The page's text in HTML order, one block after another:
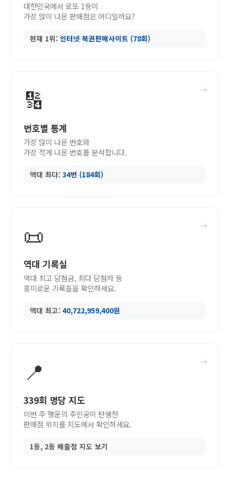
대한민국에서 로또 1등이
가장 많이 나온 판매점은 어디일까요?
현재 1위: 인터넷 복권판매사이트 (78회)
➜
🔢
번호별 통계
가장 많이 나온 번호와
가장 적게 나온 번호를 분석합니다.
역대 최다: 34번 (184회)
➜
📜
역대 기록실
역대 최고 당첨금, 최다 당첨자 등
흥미로운 기록들을 확인하세요.
역대 최고: 40,722,959,400원
➜
📍
339회 명당 지도
이번 주 행운의 주인공이 탄생한
판매점 위치를 지도에서 확인하세요.
1등, 2등 배출점 지도 보기